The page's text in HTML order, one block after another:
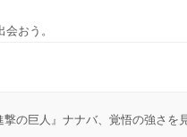
おう。
撃の巨人』ナナバ、覚悟の強さ